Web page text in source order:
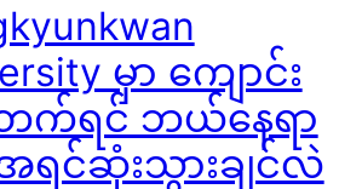
မှာ ကျောင်း
က်ရင် ဘယ်နေရာ
ရင်ဆုံးသွားချင်လဲ